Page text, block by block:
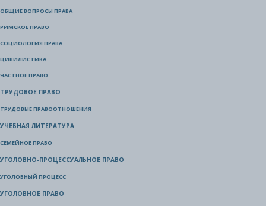
ОБЩИЕ ВОПРОСЫ ПРАВА
РИМСКОЕ ПРАВО
СОЦИОЛОГИЯ ПРАВА
ЦИВИЛИСТИКА
ЧАСТНОЕ ПРАВО
ТРУДОВОЕ ПРАВО
ТРУДОВЫЕ ПРАВООТНОШЕНИЯ
УЧЕБНАЯ ЛИТЕРАТУРА
СЕМЕЙНОЕ ПРАВО
УГОЛОВНО-ПРОЦЕССУАЛЬНОЕ ПРАВО
УГОЛОВНЫЙ ПРОЦЕСС
УГОЛОВНОЕ ПРАВО